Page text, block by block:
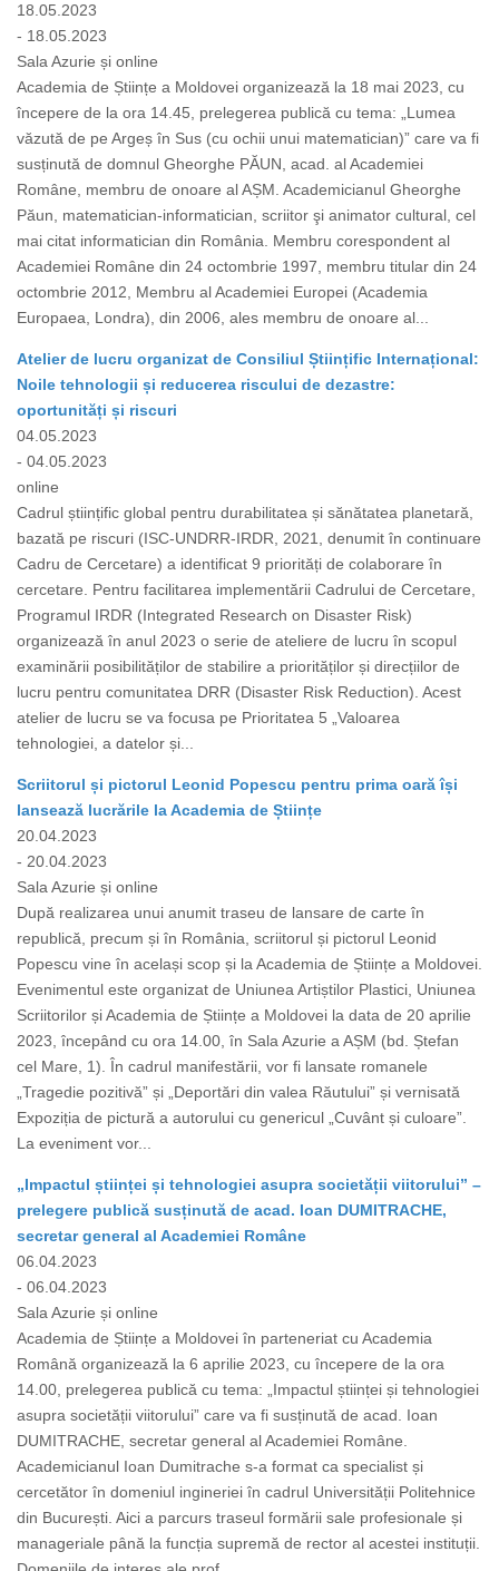
18.05.2023
- 18.05.2023
Sala Azurie și online
Academia de Științe a Moldovei organizează la 18 mai 2023, cu
începere de la ora 14.45, prelegerea publică cu tema: „Lumea
văzută de pe Argeș în Sus (cu ochii unui matematician)” care va fi
susținută de domnul Gheorghe PĂUN, acad. al Academiei
Române, membru de onoare al AȘM. Academicianul Gheorghe
Păun, matematician-informatician, scriitor şi animator cultural, cel
mai citat informatician din România. Membru corespondent al
Academiei Române din 24 octombrie 1997, membru titular din 24
octombrie 2012, Membru al Academiei Europei (Academia
Europaea, Londra), din 2006, ales membru de onoare al...
Atelier de lucru organizat de Consiliul Științific Internațional:
Noile tehnologii și reducerea riscului de dezastre:
oportunități și riscuri
04.05.2023
- 04.05.2023
online
Cadrul științific global pentru durabilitatea și sănătatea planetară,
bazată pe riscuri (ISC-UNDRR-IRDR, 2021, denumit în continuare
Cadru de Cercetare) a identificat 9 priorități de colaborare în
cercetare. Pentru facilitarea implementării Cadrului de Cercetare,
Programul IRDR (Integrated Research on Disaster Risk)
organizează în anul 2023 o serie de ateliere de lucru în scopul
examinării posibilităților de stabilire a priorităților și direcțiilor de
lucru pentru comunitatea DRR (Disaster Risk Reduction). Acest
atelier de lucru se va focusa pe Prioritatea 5 „Valoarea
tehnologiei, a datelor și...
Scriitorul și pictorul Leonid Popescu pentru prima oară își
lansează lucrările la Academia de Științe
20.04.2023
- 20.04.2023
Sala Azurie și online
După realizarea unui anumit traseu de lansare de carte în
republică, precum și în România, scriitorul și pictorul Leonid
Popescu vine în același scop și la Academia de Științe a Moldovei.
Evenimentul este organizat de Uniunea Artiștilor Plastici, Uniunea
Scriitorilor și Academia de Științe a Moldovei la data de 20 aprilie
2023, începând cu ora 14.00, în Sala Azurie a AȘM (bd. Ștefan
cel Mare, 1). În cadrul manifestării, vor fi lansate romanele
„Tragedie pozitivă” și „Deportări din valea Răutului” și vernisată
Expoziția de pictură a autorului cu genericul „Cuvânt și culoare”.
La eveniment vor...
„Impactul științei și tehnologiei asupra societății viitorului” –
prelegere publică susținută de acad. Ioan DUMITRACHE,
secretar general al Academiei Române
06.04.2023
- 06.04.2023
Sala Azurie și online
Academia de Științe a Moldovei în parteneriat cu Academia
Română organizează la 6 aprilie 2023, cu începere de la ora
14.00, prelegerea publică cu tema: „Impactul științei și tehnologiei
asupra societății viitorului” care va fi susținută de acad. Ioan
DUMITRACHE, secretar general al Academiei Române.
Academicianul Ioan Dumitrache s-a format ca specialist și
cercetător în domeniul ingineriei în cadrul Universității Politehnice
din București. Aici a parcurs traseul formării sale profesionale și
manageriale până la funcția supremă de rector al acestei instituții.